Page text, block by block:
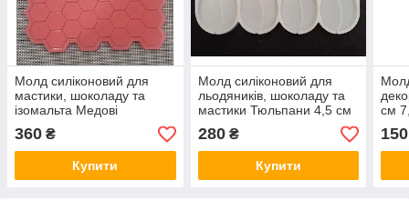
Молд силіконовий для
мастики, шоколаду та
ізомальта Медові
360 ₴
Купити
Молд силіконовий для
льодяників, шоколаду та
мастики Тюльпани 4,5 см
280₴
Купити
см
150